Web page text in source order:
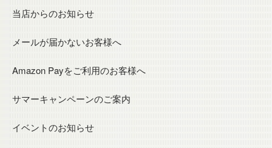
当店からのお知らせ
メールが届かないお客様へ
Amazon Payをご利用のお客様へ
サマーキャンペーンのご案内
イベントのお知らせ